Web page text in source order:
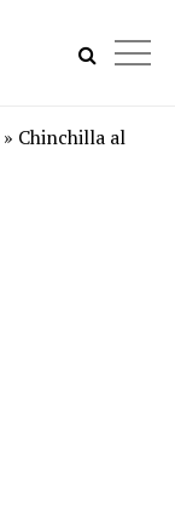
» Chinchilla al